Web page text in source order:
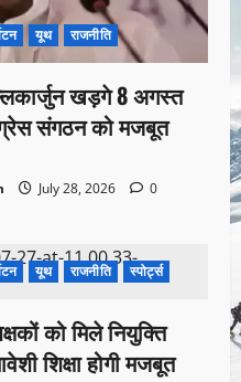
यूथ राजनीति
खड़गे 8 अगस्त
संगठन को मजबूत
July 28, 2026
0
यूथ राजनीति स्पोर्ट्स
को मिले नियुक्ति
शिक्षा होगी मजबूत